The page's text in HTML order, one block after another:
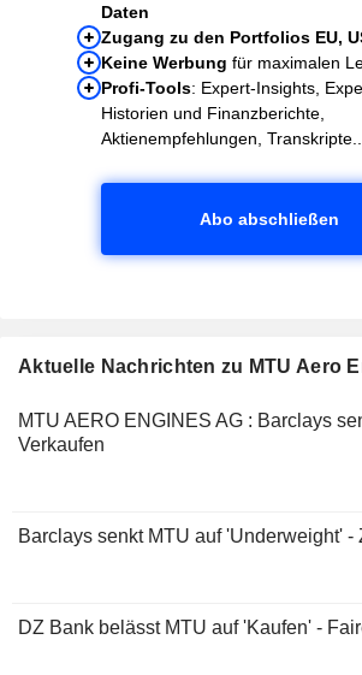
Daten
Zugang zu den Portfolios EU,
Keine Werbung für maximalen
Profi-Tools: Expert-Insights,
Historien und Finanzberichte,
Aktienempfehlungen, Transkripte...
Abo abschließen
Aktuelle Nachrichten zu MTU Aero
MTU AERO ENGINES AG : Barclays
Verkaufen
Barclays senkt MTU auf 'Underweight' -
DZ Bank belässt MTU auf 'Kaufen' -